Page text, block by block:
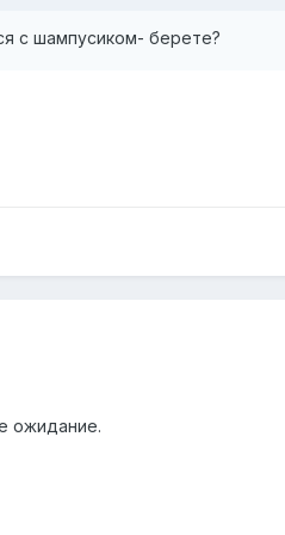
с шампусиком- берете?
ожидание.